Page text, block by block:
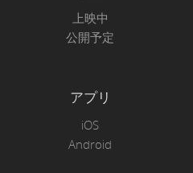
上映中
公開予定
アプリ
iOS
Android